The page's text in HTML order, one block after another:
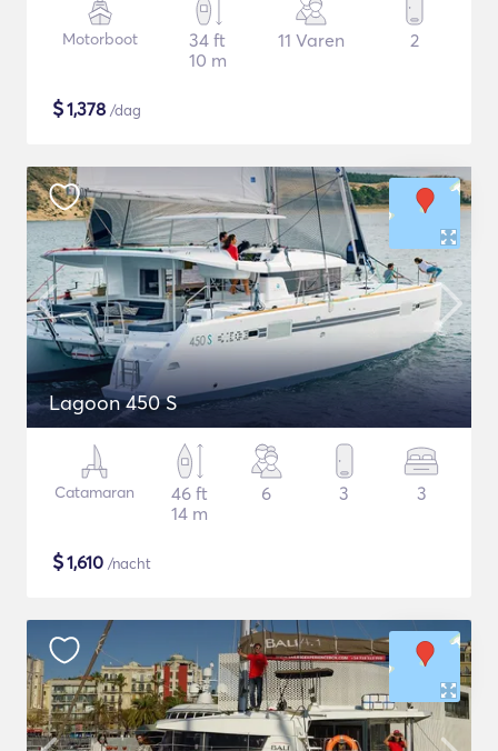
Motorboot
34 ft
10 m
11 Varen 2
$1,378 /dag
Lagoon 450 S
Catamaran
46 ft
14 m
6 3 3
$1,610 /nacht